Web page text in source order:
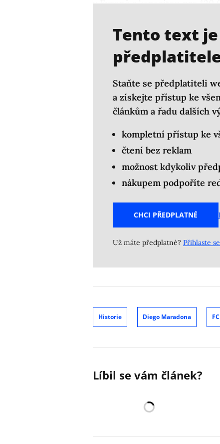
v Evropě s kapacitou pro 120
Tento text
Staňte se předplatiteli
a získejte přístup ke
článkům a řadu dalších
kompletní přístup ke
čtení bez reklam
možnost kdykoliv
nákupem podpoříte
CHCI PŘEDPLATNÉ
Už máte předplatné? Přihlaste se
Historie Diego Maradona
Líbil se vám článek?